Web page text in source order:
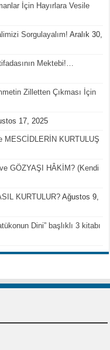
İçin Hayırlara Vesile
Sorgulayalım! Aralık 30,
Mektebi!…
Zilletten Çıkması İçin
17, 2025
MESCİDLERİN KURTULUŞ
GÖZYAŞI HÂKİM? (Kendi
KURTULUR? Ağustos 9,
Dini” başlıklı 3 kitabı